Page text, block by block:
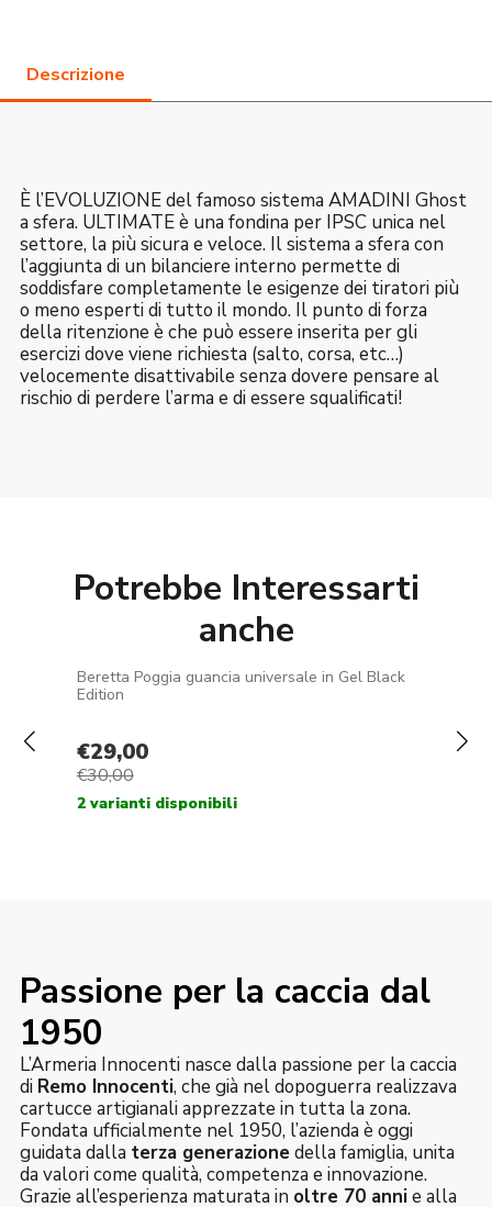
È l’EVOLUZIONE del famoso sistema AMADINI Ghost
a sfera. ULTIMATE è una fondina per IPSC unica nel
settore, la più sicura e veloce. Il sistema a sfera con
l’aggiunta di un bilanciere interno permette di
soddisfare completamente le esigenze dei tiratori più
o meno esperti di tutto il mondo. Il punto di forza
della ritenzione è che può essere inserita per gli
esercizi dove viene richiesta (salto, corsa, etc…)
velocemente disattivabile senza dovere pensare al
rischio di perdere l’arma e di essere squalificati!
Potrebbe Interessarti
anche
Passione per la caccia dal
1950
L’Armeria Innocenti nasce dalla passione per la caccia
di Remo Innocenti, che già nel dopoguerra realizzava
cartucce artigianali apprezzate in tutta la zona.
Fondata ufficialmente nel 1950, l’azienda è oggi
guidata dalla terza generazionedella famiglia, unita
da valori come qualità, competenza e innovazione.
Grazie all’esperienza maturata in oltre 70 annie alla